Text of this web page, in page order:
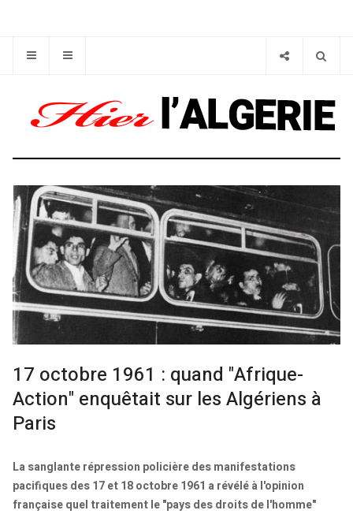
17 octobre 1961 : quand "Afrique-
Action" enquêtait sur les Algériens à
Paris
La sanglante répression policière des manifestations
pacifiques des 17 et 18 octobre 1961 a révélé à l'opinion
française quel traitement le "pays des droits de l'homme"